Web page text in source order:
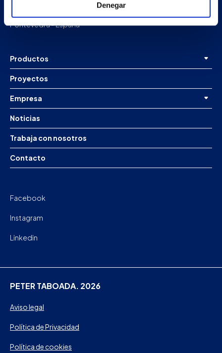
Denegar
Redondela
Pontevedra - España
Productos
Proyectos
Empresa
Noticias
Trabaja con nosotros
Contacto
Facebook
Instagram
Linkedin
PETER TABOADA. 2026
Aviso legal
Política de Privacidad
Política de cookies